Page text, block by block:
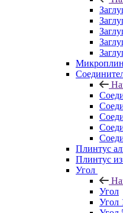
Плинтус
Плинтус
Угол
Угол
Угол